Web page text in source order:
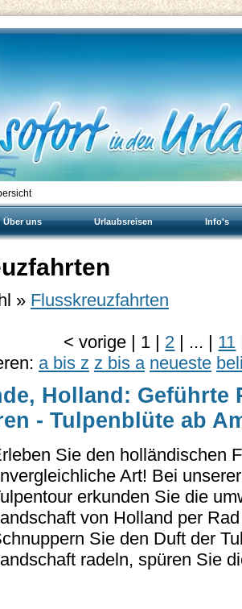
Über uns Urlaubsreisen Info's
» Flusskreuzfahrten
<vorige | 1 | 2 | ... | 11
a bis z z bis a neueste
Holland: Geführte
- Tulpenblüte ab
Sie den holländischen
Art! Bei
erkunden Sie die
von Holland per
Sie den Duft der
radeln, spüren Sie